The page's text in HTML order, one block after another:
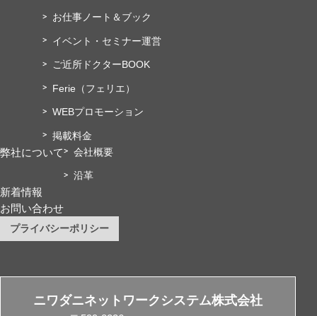
お仕事ノート＆ブック
イベント・セミナー運営
ご近所ドクターBOOK
Ferie（フェリエ）
WEBプロモーション
掲載料金
弊社について 会社概要
沿革
新着情報
お問い合わせ
プライバシーポリシー
ニワダニネットワークシステム株式会社